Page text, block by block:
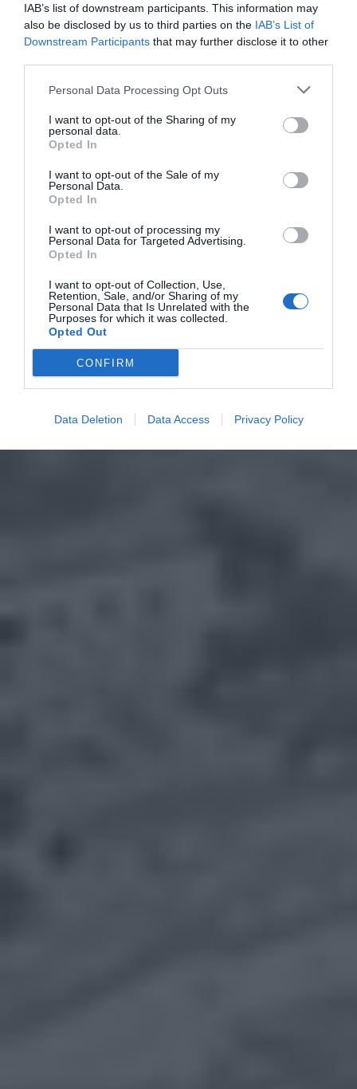
IAB’s list of downstream participants. This information may
also be disclosed by us to third parties on the IAB’s List of
Downstream Participants that may further disclose it to other
Personal Data Processing Opt Outs
I want to opt-out of the Sharing of my
personal data.
Opted In
I want to opt-out of the Sale of my
Personal Data.
Opted In
I want to opt-out of processing my
Personal Data for Targeted Advertising.
Opted In
I want to opt-out of Collection, Use,
Retention, Sale, and/or Sharing of my
Personal Data that Is Unrelated with the
Purposes for which it was collected.
Opted Out
CONFIRM
Data Deletion Data Access Privacy Policy